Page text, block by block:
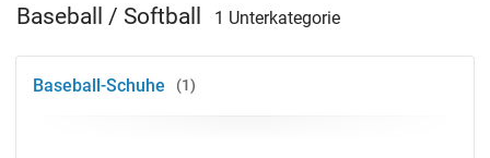
Baseball / Softball 1 Unterkategorie
Baseball-Schuhe 1